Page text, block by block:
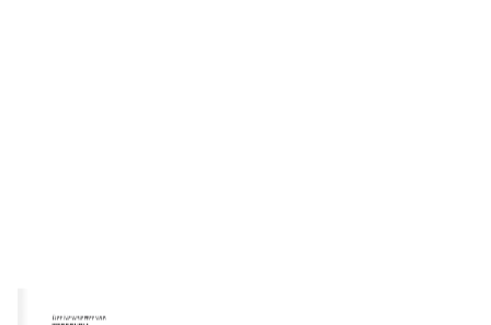
Der Newsletter von